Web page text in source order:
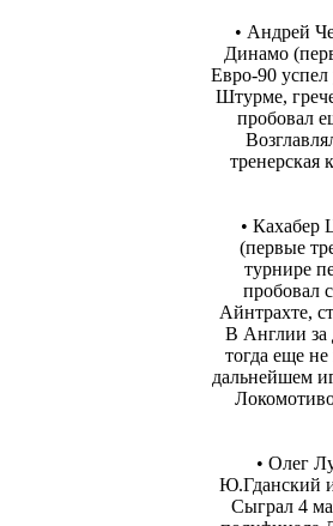
• Андрей
Динамо
Евро-90
Штурме,
пробовал
тренерская
• Кахабер
(первые
турнире
пробовал
Айнтрахте,
В Англии за
тогда еще
дальнейшем
• Олег
Ю.Гданский
Сыграл 4